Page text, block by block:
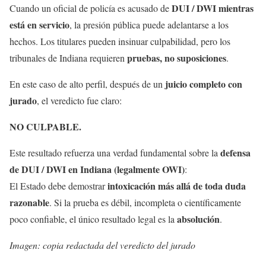
Cuando un oficial de policía es acusado deDUI / DWI mientras
está en servicio, la presión pública puede adelantarse a los
hechos. Los titulares pueden insinuar culpabilidad, pero los
tribunales de Indiana requieren pruebas, no suposiciones.
En este caso de alto perfil, después de un juicio completo con
jurado, el veredicto fue claro:
NO CULPABLE.
Este resultado refuerza una verdad fundamental sobre la defensa
de DUI / DWI en Indiana (legalmente OWI):
El Estado debe demostrarintoxicación más allá de toda duda
razonable. Si la prueba es débil, incompleta o científicamente
poco confiable, el único resultado legal es la absolución.
Imagen: copia redactada del veredicto del jurado